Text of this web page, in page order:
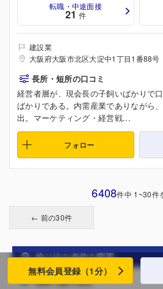
転職・中途面接
21 件
建設業
大阪府大阪市北区大淀中1丁目1番88号
長所・短所の口コミ
経営者層が、現会長の子飼いばかりで
ばかりである。内需産業でありながら
出。マーケティング・経営戦...
フォロー
6408件中 1~30件
← 前の30件
絞り込み条件を変更
業界で絞り込む
無料会員登録（1分）